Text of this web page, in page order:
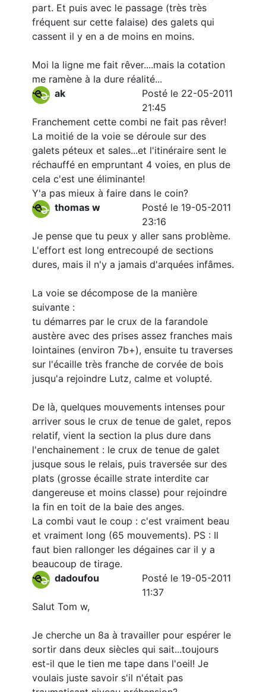
part. Et puis avec le passage (très très
fréquent sur cette falaise) des galets qui
cassent il y en a de moins en moins.
Moi la ligne me fait rêver....mais la cotation
me ramène à la dure réalité...
ak
Posté le 22-05-2011
21:45
Franchement cette combi ne fait pas rêver!
La moitié de la voie se déroule sur des
galets péteux et sales...et l'itinéraire sent le
réchauffé en empruntant 4 voies, en plus de
cela c'est une éliminante!
Y'a pas mieux à faire dans le coin?
thomas w
Posté le 19-05-2011
23:16
Je pense que tu peux y aller sans problème.
L'effort est long entrecoupé de sections
dures, mais il n'y a jamais d'arquées infâmes.
La voie se décompose de la manière
suivante :
tu démarres par le crux de la farandole
austère avec des prises assez franches mais
lointaines (environ 7b+), ensuite tu traverses
sur l'écaille très franche de corvée de bois
jusqu'a rejoindre Lutz, calme et volupté.
De là, quelques mouvements intenses pour
arriver sous le crux de tenue de galet, repos
relatif, vient la section la plus dure dans
l'enchainement : le crux de tenue de galet
jusque sous le relais, puis traversée sur des
plats (grosse écaille strate interdite car
dangereuse et moins classe) pour rejoindre
la fin en toit de la baie des anges.
La combi vaut le coup : c'est vraiment beau
et vraiment long (65 mouvements). PS : Il
faut bien rallonger les dégaines car il y a
beaucoup de tirage.
dadoufou
Posté le 19-05-2011
11:37
Salut Tom w,
Je cherche un 8a à travailler pour espérer le
sortir dans deux siècles qui sait...toujours
est-il que le tien me tape dans l'oeil! Je
voulais juste savoir s'il n'était pas